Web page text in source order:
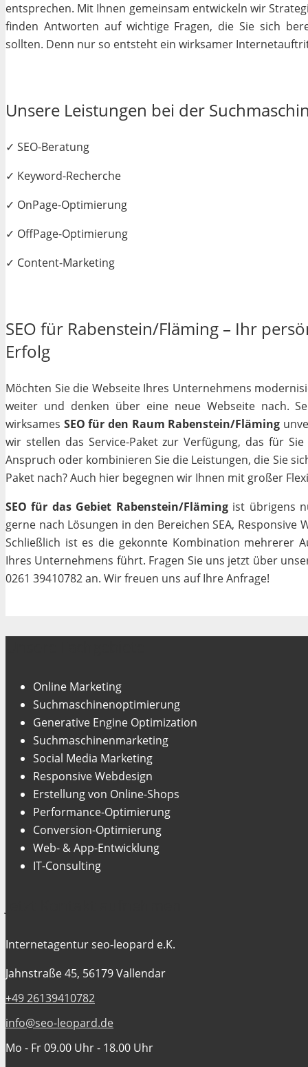
entsprechen. Mit Ihnen gemeinsam entwickeln wir
finden Antworten auf wichtige Fragen, die Sie sich
sollten. Denn nur so entsteht ein wirksamer
Unsere Leistungen bei der
✓ SEO-Beratung
✓ Keyword-Recherche
✓ OnPage-Optimierung
✓ OffPage-Optimierung
✓ Content-Marketing
SEO für Rabenstein/Fläming – Ihr
Erfolg
Möchten Sie die Webseite Ihres Unternehmens
weiter und denken über eine neue Webseite nach.
wirksames SEO für den Raum Rabenstein/Fläming
wir stellen das Service-Paket zur Verfügung, das für
Anspruch oder kombinieren Sie die Leistungen, die Sie
Paket nach? Auch hier begegnen wir Ihnen mit großer
SEO für das Gebiet Rabenstein/Flämingist übrigens
gerne nach Lösungen in den Bereichen SEA, Responsive
Schließlich ist es die gekonnte Kombination mehrerer
Ihres Unternehmens führt. Fragen Sie uns jetzt über
0261 39410782 an. Wir freuen uns auf Ihre Anfrage!
Online Marketing
Suchmaschinenoptimierung
Generative Engine Optimization
Suchmaschinenmarketing
Social Media Marketing
Responsive Webdesign
Erstellung von Online-Shops
Performance-Optimierung
Conversion-Optimierung
Web- & App-Entwicklung
IT-Consulting
Internetagentur seo-leopard e.K.
Jahnstraße 45, 56179 Vallendar
+49 26139410782
info@seo-leopard.de
Mo - Fr 09.00 Uhr - 18.00 Uhr